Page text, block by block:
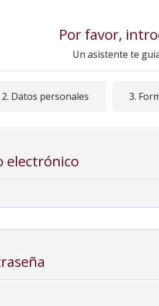
Por favor,
Un asistente te
2. Datos personales 3.
electrónico